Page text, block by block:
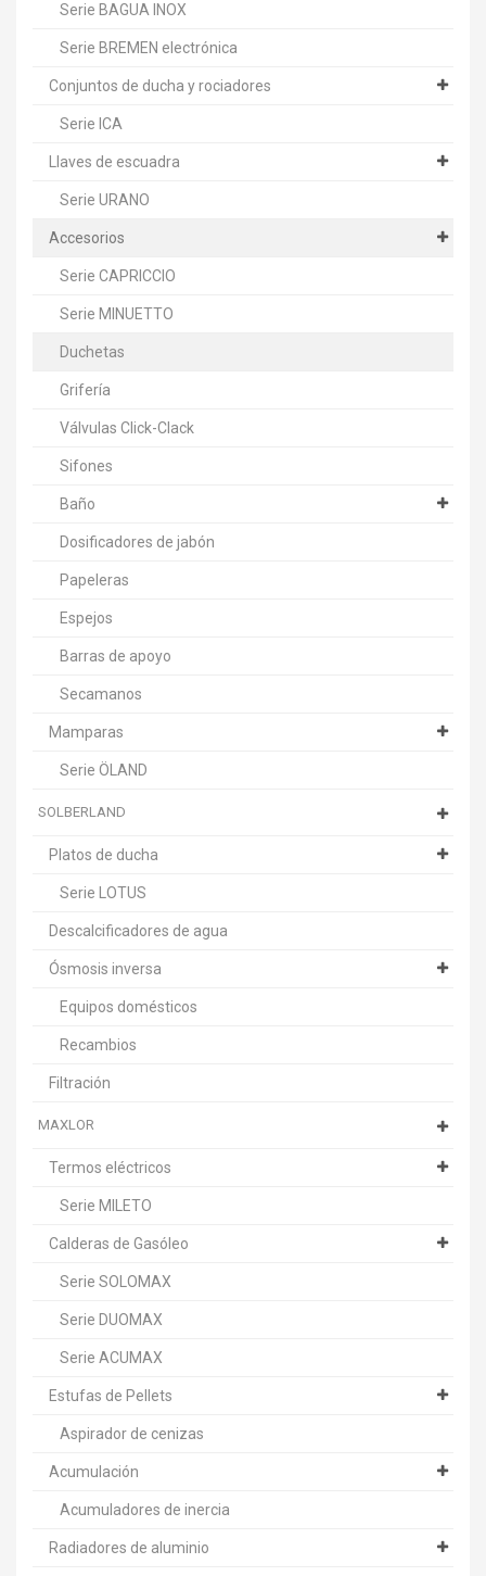
Serie BAGUA INOX
Serie BREMEN electrónica
Conjuntos de ducha y rociadores
Serie ICA
Llaves de escuadra
Serie URANO
Accesorios
Serie CAPRICCIO
Serie MINUETTO
Duchetas
Grifería
Válvulas Click-Clack
Sifones
Baño
Dosificadores de jabón
Papeleras
Espejos
Barras de apoyo
Secamanos
Mamparas
Serie ÖLAND
SOLBERLAND
Platos de ducha
Serie LOTUS
Descalcificadores de agua
Ósmosis inversa
Equipos domésticos
Recambios
Filtración
MAXLOR
Termos eléctricos
Serie MILETO
Calderas de Gasóleo
Serie SOLOMAX
Serie DUOMAX
Serie ACUMAX
Estufas de Pellets
Aspirador de cenizas
Acumulación
Acumuladores de inercia
Radiadores de aluminio